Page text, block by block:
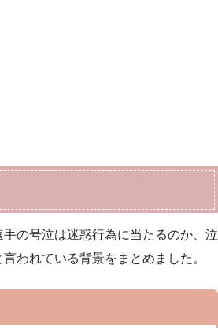
の号泣は迷惑行為に当たるのか、泣
われている背景をまとめました。